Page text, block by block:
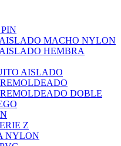
MACHO NYLON
HEMBRA
AISLADO
DOBLE
Z
NYLON